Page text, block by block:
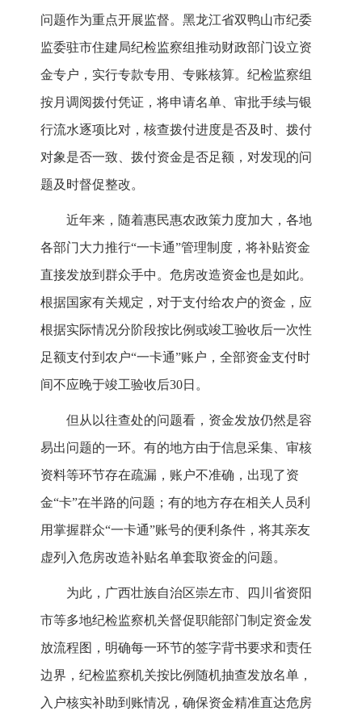
问题作为重点开展监督。黑龙江省双鸭山市纪委
监委驻市住建局纪检监察组推动财政部门设立资
金专户，实行专款专用、专账核算。纪检监察组
按月调阅拨付凭证，将申请名单、审批手续与银
行流水逐项比对，核查拨付进度是否及时、拨付
对象是否一致、拨付资金是否足额，对发现的问
题及时督促整改。
近年来，随着惠民惠农政策力度加大，各地
各部门大力推行“一卡通”管理制度，将补贴资金
直接发放到群众手中。危房改造资金也是如此。
根据国家有关规定，对于支付给农户的资金，应
根据实际情况分阶段按比例或竣工验收后一次性
足额支付到农户“一卡通”账户，全部资金支付时
间不应晚于竣工验收后30日。
但从以往查处的问题看，资金发放仍然是容
易出问题的一环。有的地方由于信息采集、审核
资料等环节存在疏漏，账户不准确，出现了资
金“卡”在半路的问题；有的地方存在相关人员利
用掌握群众“一卡通”账号的便利条件，将其亲友
虚列入危房改造补贴名单套取资金的问题。
为此，广西壮族自治区崇左市、四川省资阳
市等多地纪检监察机关督促职能部门制定资金发
放流程图，明确每一环节的签字背书要求和责任
边界，纪检监察机关按比例随机抽查发放名单，
入户核实补助到账情况，确保资金精准直达危房